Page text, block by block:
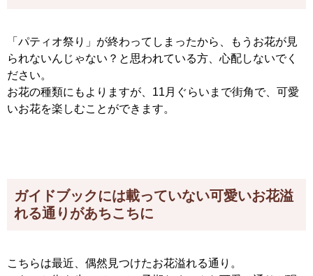
「パティオ祭り」が終わってしまったから、もうお花が見
られないんじゃない？と思われている方、心配しないでく
ださい。
お花の種類にもよりますが、11月ぐらいまで街角で、可愛
いお花を楽しむことができます。
ガイドブックには載っていない可愛いお花溢
れる通りがあちこちに
こちらは最近、偶然見つけたお花溢れる通り。